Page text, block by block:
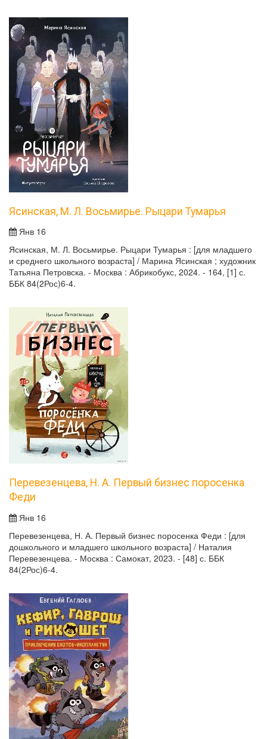
Ясинская, М. Л. Восьмирье. Рыцари Тумарья
Янв 16
Ясинская, М. Л. Восьмирье. Рыцари Тумарья : [для младшего
и среднего школьного возраста] / Марина Ясинская ; художник
Татьяна Петровска. - Москва : Абрикобукс, 2024. - 164, [1] с.
ББК 84(2Рос)6-4.
Перевезенцева, Н. А. Первый бизнес поросенка
Феди
Янв 16
Перевезенцева, Н. А. Первый бизнес поросенка Феди : [для
дошкольного и младшего школьного возраста] / Наталия
Перевезенцева. - Москва : Самокат, 2023. - [48] с. ББК
84(2Рос)6-4.